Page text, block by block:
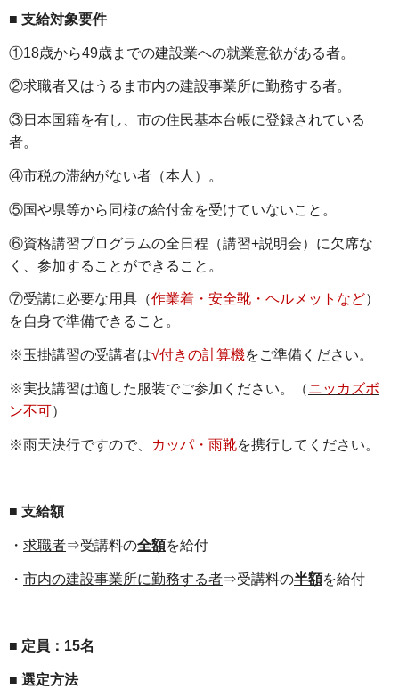
■ 支給対象要件
①18歳から49歳までの建設業への就業意欲がある者。
②求職者又はうるま市内の建設事業所に勤務する者。
③日本国籍を有し、市の住民基本台帳に登録されている
者。
④市税の滞納がない者（本人）。
⑤国や県等から同様の給付金を受けていないこと。
⑥資格講習プログラムの全日程（講習+説明会）に欠席な
く、参加することができること。
⑦受講に必要な用具（作業着・安全靴・ヘルメットなど）
を自身で準備できること。
※玉掛講習の受講者は√付きの計算機をご準備ください。
※実技講習は適した服装でご参加ください。（ニッカズボ
ン不可）
※雨天決行ですので、 カッパ・雨靴を携行してください。
■ 支給額
・ 求職者⇒受講料の全額を給付
・ 市内の建設事業所に勤務する者⇒受講料の半額を給付
■ 定員：15名
■ 選定方法